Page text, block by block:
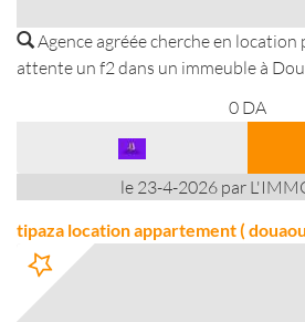
Agence agréée cherche en location
attente un f2 dans un immeuble à
0 DA
le 23-4-2026 par
tipaza location appartement (